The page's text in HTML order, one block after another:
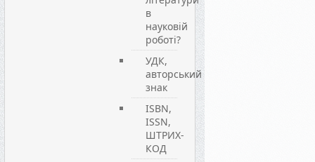
в
науковій
роботі?
УДК,
авторський
знак
ISBN,
ISSN,
ШТРИХ-
КОД